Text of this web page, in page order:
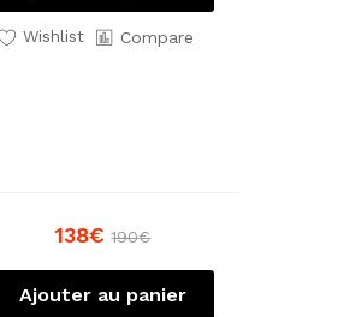
Wishlist Compare
138€ 190€
Ajouter au panier